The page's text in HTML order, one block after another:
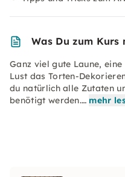
Was Du zum
Ganz viel gute Laune,
Lust das Torten-
du natürlich alle Zutaten
benötigt werden.… mehr